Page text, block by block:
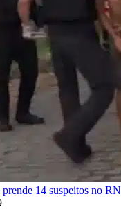
prende 14 suspeitos no RN